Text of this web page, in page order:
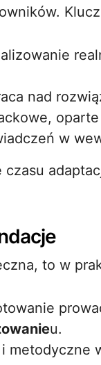
nad
w
czasu
to w
u.
metodyczne